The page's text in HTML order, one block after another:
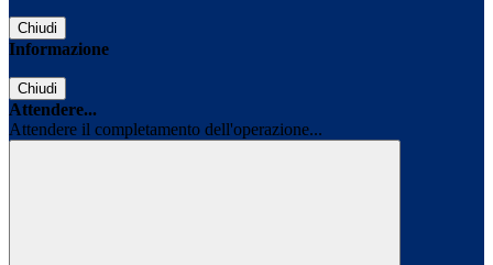
Chiudi
Informazione
Chiudi
Attendere...
Attendere il completamento dell'operazione...